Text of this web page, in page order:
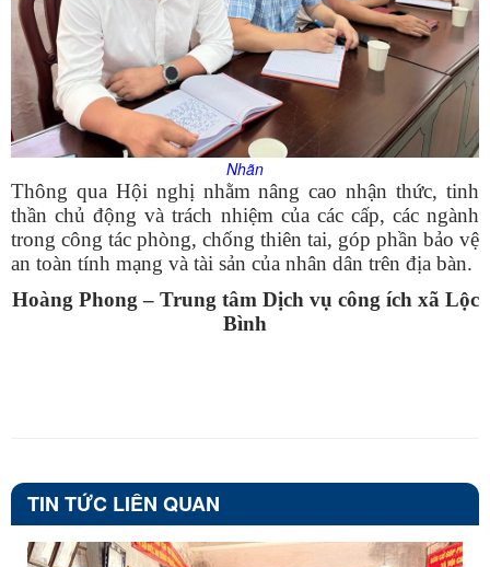
Nhãn
Thông qua Hội nghị nhằm nâng cao nhận thức, tinh
thần chủ động và trách nhiệm của các cấp, các ngành
trong công tác phòng, chống thiên tai, góp phần bảo vệ
an toàn tính mạng và tài sản của nhân dân trên địa bàn.
Hoàng Phong – Trung tâm Dịch vụ công ích xã Lộc
Bình
TIN TỨC LIÊN QUAN